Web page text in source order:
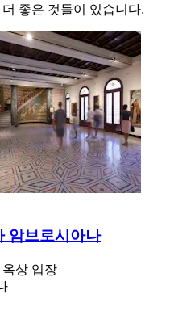
좋은 것들이 있습니다.
암브로시아나
상 입장